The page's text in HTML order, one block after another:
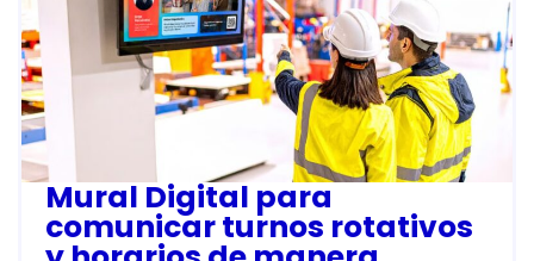
Mural Digital para
comunicar turnos rotativos